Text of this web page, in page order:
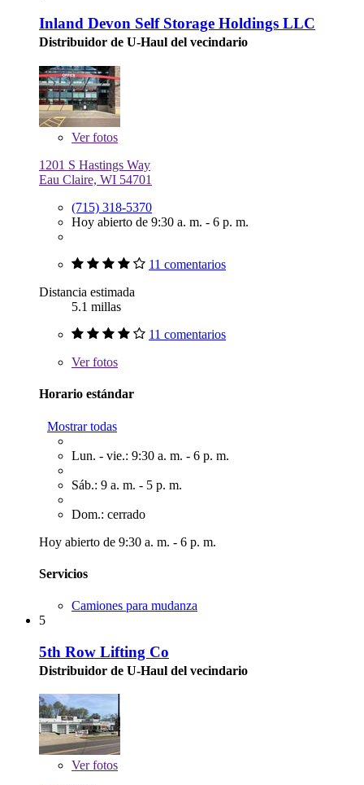
Inland Devon Self Storage Holdings LLC
Distribuidor de U-Haul del vecindario
Verfotos
1201 S Hastings Way
Eau Claire, WI 54701
(715) 318-5370
Hoy abierto de 9:30 a. m. - 6 p. m.
11 comentarios
Distancia estimada
5.1 millas
11 comentarios
Verfotos
Horario estándar
Mostrar todas
Lun. - vie.: 9:30 a. m. - 6 p. m.
Sáb.: 9 a. m. - 5 p. m.
Dom.: cerrado
Hoy abierto de 9:30 a. m. - 6 p. m.
Servicios
Camiones para mudanza
5
5th Row Lifting Co
Distribuidor de U-Haul del vecindario
Verfotos